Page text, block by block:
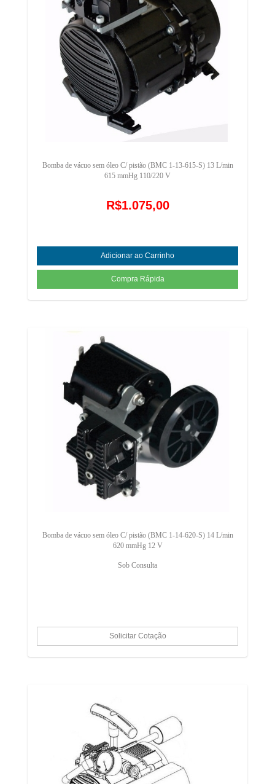
Bomba de vácuo sem óleo C/ pistão (BMC 1-13-615-S) 13 L/min
615 mmHg 110/220 V
R$1.075,00
Bomba de vácuo sem óleo C/ pistão (BMC 1-14-620-S) 14 L/min
620 mmHg 12 V
Sob Consulta